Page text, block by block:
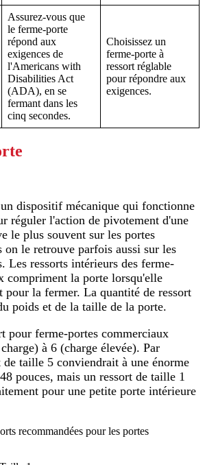
Assurez-vous que
le ferme-porte
répond aux
exigences de
l'Americans with
Disabilities Act
(ADA), en se
fermant dans les
cinq secondes.
Choisissez un
ferme-porte à
ressort réglable
pour répondre aux
exigences.
dispositif mécanique qui fonctionne
réguler l'action de pivotement d'une
le plus souvent sur les portes
on le retrouve parfois aussi sur les
Les ressorts intérieurs des ferme-
compriment la porte lorsqu'elle
pour la fermer. La quantité de ressort
poids et de la taille de la porte.
pour ferme-portes commerciaux
à 6 (charge élevée). Par
de taille 5 conviendrait à une énorme
pouces, mais un ressort de taille 1
pour une petite porte intérieure
recommandées pour les portes